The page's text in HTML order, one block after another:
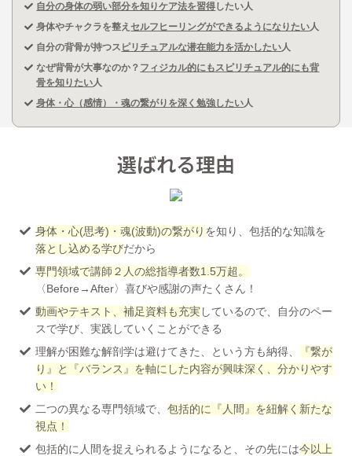
自分の身体の弱い部分を知りケア法を習得 したい人
身体やチャクラを整えセルフヒーリングができるようになりたい人
自分の背骨が持つス ピリチュアルな潜在能力を活かしたい人
なぜ背骨が大事なのか？ フィジカル的にもスピリチュアル的にも背
骨を知りたい人
身体・心（感情）・魂の繋がりを深く勉強したい人
選ばれる理由
身体・心(思考)・魂(波動)の繋がり を知り、包括的な知識を
落とし込める学びだから
専門領域で講師２人の総指導者数1.5万超。
〈Before→After〉喜びや感謝の声たくさん！
動画やテキスト、補足資料も充実しているので、自分のペー
スで学び、実践していくことができる
理解が困難な解剖学は避けてきた、という方も納得、
『繋が
り』と『バランス』を軸にした内容が興味深く、分かりやす
い！
二つの異なる専門領域で、 包括的に『人間』を紐解く新たな
視点！
包括的に人間を捉えられるようになると、その先には今以上